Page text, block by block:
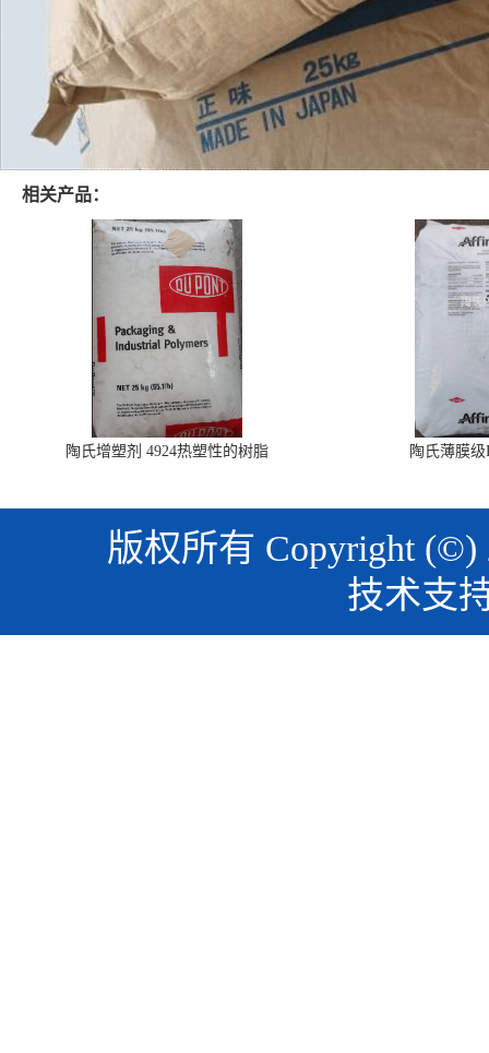
相关产品：
陶氏增塑剂 4924热塑性的树脂 陶氏薄膜级
版权所有 Copyright
技术支